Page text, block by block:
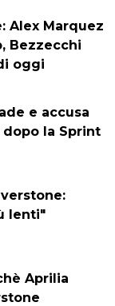
Alex Marquez
Bezzecchi
oggi
e accusa
la Sprint
lenti"
Aprilia